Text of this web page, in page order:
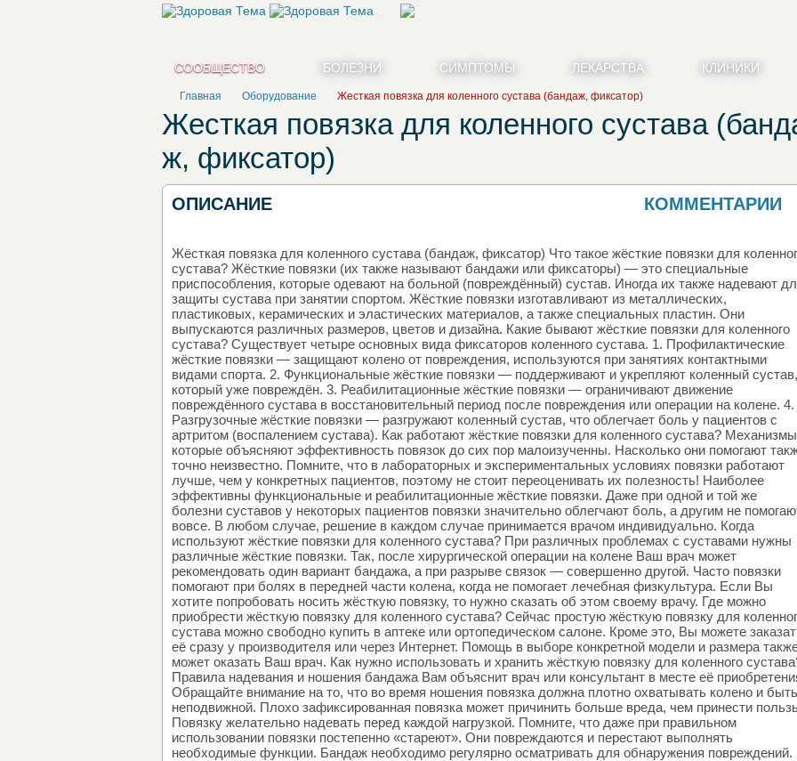
СООБЩЕСТВО БОЛЕЗНИ СИМПТОМЫ ЛЕКАРСТВА КЛИНИКИ
Главная Оборудование Жесткая повязка для коленного сустава (бандаж, фиксатор)
Жесткая повязка для коленного сустава
ж, фиксатор)
КОММЕНТАРИИ
ОПИСАНИЕ
Жёсткая повязка для коленного сустава (бандаж, фиксатор) Что такое жёсткие повязки для
сустава? Жёсткие повязки (их также называют бандажи или фиксаторы) — это специальные
приспособления, которые одевают на больной (повреждённый) сустав. Иногда их также надевают
защиты сустава при занятии спортом. Жёсткие повязки изготавливают из металлических,
пластиковых, керамических и эластических материалов, а также специальных пластин. Они
выпускаются различных размеров, цветов и дизайна. Какие бывают жёсткие повязки для коленного
сустава? Существует четыре основных вида фиксаторов коленного сустава. 1. Профилактические
жёсткие повязки — защищают колено от повреждения, используются при занятиях контактными
видами спорта. 2. Функциональные жёсткие повязки — поддерживают и укрепляют коленный сустав,
который уже повреждён. 3. Реабилитационные жёсткие повязки — ограничивают движение
повреждённого сустава в восстановительный период после повреждения или операции на колене. 4.
Разгрузочные жёсткие повязки — разгружают коленный сустав, что облегчает боль у пациентов с
артритом (воспалением сустава). Как работают жёсткие повязки для коленного сустава?
которые объясняют эффективность повязок до сих пор малоизученны. Насколько они помогают
точно неизвестно. Помните, что в лабораторных и экспериментальных условиях повязки работают
лучше, чем у конкретных пациентов, поэтому не стоит переоценивать их полезность! Наиболее
эффективны функциональные и реабилитационные жёсткие повязки. Даже при одной и той же
болезни суставов у некоторых пациентов повязки значительно облегчают боль, а другим не
вовсе. В любом случае, решение в каждом случае принимается врачом индивидуально. Когда
используют жёсткие повязки для коленного сустава? При различных проблемах с суставами нужны
различные жёсткие повязки. Так, после хирургической операции на колене Ваш врач может
рекомендовать один вариант бандажа, а при разрыве связок — совершенно другой. Часто повязки
помогают при болях в передней части колена, когда не помогает лечебная физкультура. Если Вы
хотите попробовать носить жёсткую повязку, то нужно сказать об этом своему врачу. Где можно
приобрести жёсткую повязку для коленного сустава? Сейчас простую жёсткую повязку для
сустава можно свободно купить в аптеке или ортопедическом салоне. Кроме это, Вы можете
её сразу у производителя или через Интернет. Помощь в выборе конкретной модели и размера
может оказать Ваш врач. Как нужно использовать и хранить жёсткую повязку для коленного
Правила надевания и ношения бандажа Вам объяснит врач или консультант в месте её
Обращайте внимание на то, что во время ношения повязка должна плотно охватывать колено и быть
неподвижной. Плохо зафиксированная повязка может причинить больше вреда, чем принести
Повязку желательно надевать перед каждой нагрузкой. Помните, что даже при правильном
использовании повязки постепенно «стареют». Они повреждаются и перестают выполнять
необходимые функции. Бандаж необходимо регулярно осматривать для обнаружения повреждений.